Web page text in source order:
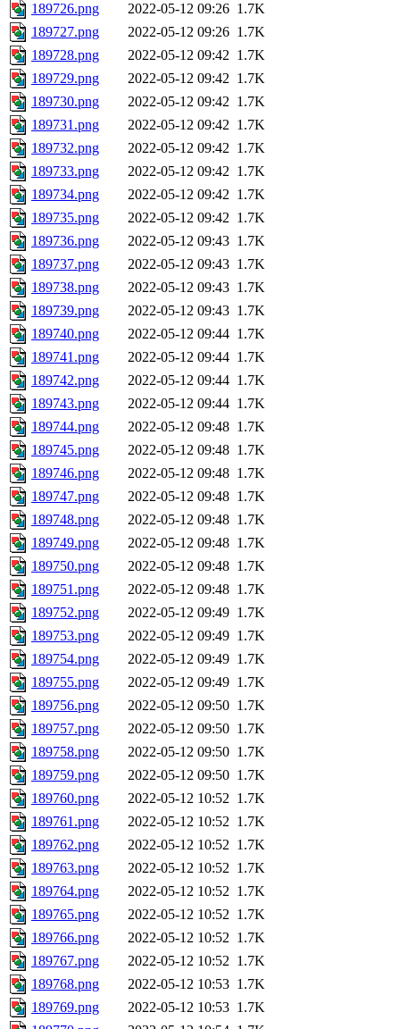
189726.png
2022-05-12 09:26 1.7K
189727.png
2022-05-12 09:26 1.7K
189728.png
2022-05-12 09:42 1.7K
189729.png
2022-05-12 09:42 1.7K
189730.png
2022-05-12 09:42 1.7K
189731.png
2022-05-12 09:42 1.7K
189732.png
2022-05-12 09:42 1.7K
189733.png
2022-05-12 09:42 1.7K
189734.png
2022-05-12 09:42 1.7K
189735.png
2022-05-12 09:42 1.7K
189736.png
2022-05-12 09:43 1.7K
189737.png
2022-05-12 09:43 1.7K
189738.png
2022-05-12 09:43 1.7K
189739.png
2022-05-12 09:43 1.7K
189740.png
2022-05-12 09:44 1.7K
189741.png
2022-05-12 09:44 1.7K
189742.png
2022-05-12 09:44 1.7K
189743.png
2022-05-12 09:44 1.7K
189744.png
2022-05-12 09:48 1.7K
189745.png
2022-05-12 09:48 1.7K
189746.png
2022-05-12 09:48 1.7K
189747.png
2022-05-12 09:48 1.7K
189748.png
2022-05-12 09:48 1.7K
189749.png
2022-05-12 09:48 1.7K
189750.png
2022-05-12 09:48 1.7K
189751.png
2022-05-12 09:48 1.7K
189752.png
2022-05-12 09:49 1.7K
189753.png
2022-05-12 09:49 1.7K
189754.png
2022-05-12 09:49 1.7K
189755.png
2022-05-12 09:49 1.7K
189756.png
2022-05-12 09:50 1.7K
189757.png
2022-05-12 09:50 1.7K
189758.png
2022-05-12 09:50 1.7K
189759.png
2022-05-12 09:50 1.7K
189760.png
2022-05-12 10:52 1.7K
189761.png
2022-05-12 10:52 1.7K
189762.png
2022-05-12 10:52 1.7K
189763.png
2022-05-12 10:52 1.7K
189764.png
2022-05-12 10:52 1.7K
189765.png
2022-05-12 10:52 1.7K
189766.png
2022-05-12 10:52 1.7K
189767.png
2022-05-12 10:52 1.7K
189768.png
2022-05-12 10:53 1.7K
189769.png
2022-05-12 10:53 1.7K